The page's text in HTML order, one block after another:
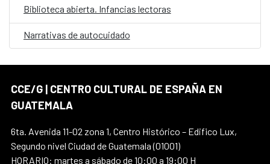
Biblioteca abierta. Infancias lectoras
Narrativas de autocuidado
CCE/G | CENTRO CULTURAL DE ESPAÑA EN
GUATEMALA
6ta. Avenida 11-02 zona 1, Centro Histórico – Edifico Lux,
Segundo nivel Ciudad de Guatemala (01001)
HORARIO: martes a sábado de 10:00 a 19:00 H